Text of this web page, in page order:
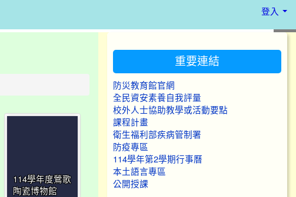
登入
114學年度鶯歌
陶瓷博物館
重要連結
防災教育館官網
全民資安素養自我評量
校外人士協助教學或活動要點
課程計畫
衛生福利部疾病管制署
防疫專區
114學年第2學期行事曆
本土語言專區
公開授課